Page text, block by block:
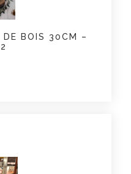
DE BOIS 30CM –